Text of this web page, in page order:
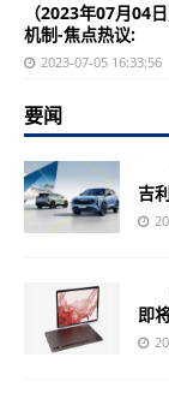
（2023年07月04
机制-焦点热议:
2023-07-05 16:33:56
要闻
吉
即